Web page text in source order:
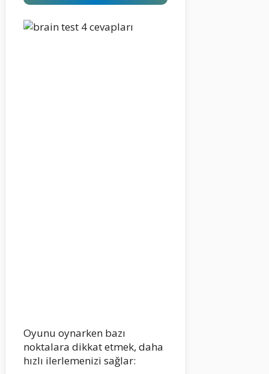
Oyunu oynarken bazı
noktalara dikkat etmek, daha
hızlı ilerlemenizi sağlar: